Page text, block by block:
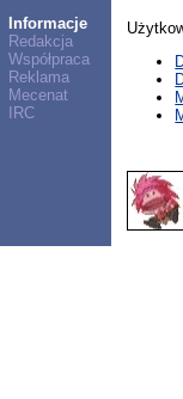
Informacje
Redakcja
Współpraca
Reklama
Mecenat
IRC